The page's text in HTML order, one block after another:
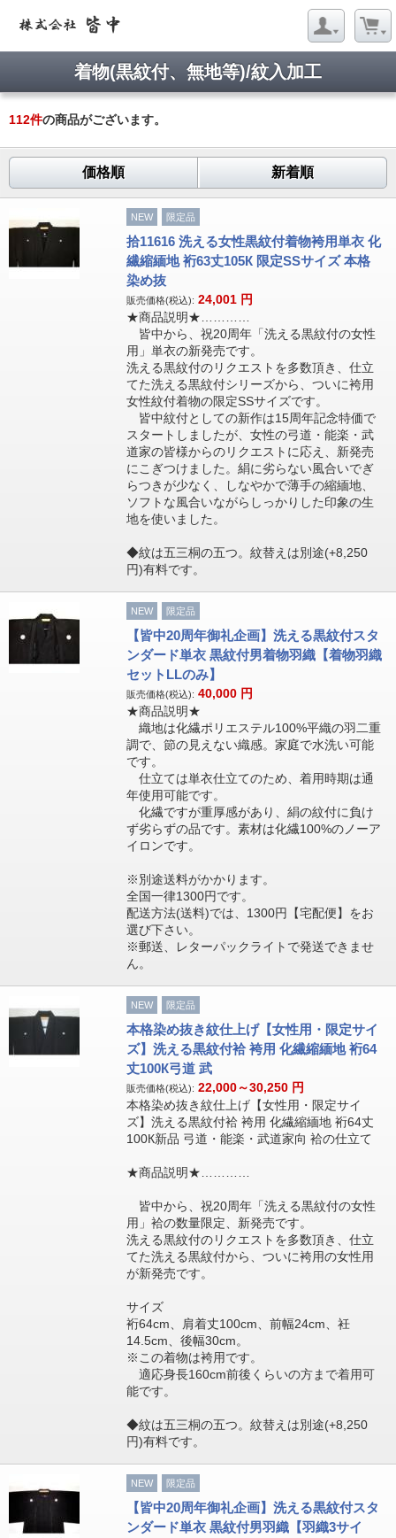
着物(黒紋付、無地等)/紋入加工
112件の商品がございます。
価格順 新着順
NEW 限定品
拾11616 洗える女性黒紋付着物袴用単衣 化
繊縮緬地 裄63丈105К 限定SSサイズ 本格
染め抜
販売価格(税込): 24,001 円
★商品説明★…………
皆中から、祝20周年「洗える黒紋付の女性
用」単衣の新発売です。
洗える黒紋付のリクエストを多数頂き、仕立
てた洗える黒紋付シリーズから、ついに袴用
女性紋付着物の限定SSサイズです。
皆中紋付としての新作は15周年記念特価で
スタートしましたが、女性の弓道・能楽・武
道家の皆様からのリクエストに応え、新発売
にこぎつけました。絹に劣らない風合いでぎ
らつきが少なく、しなやかで薄手の縮緬地、
ソフトな風合いながらしっかりした印象の生
地を使いました。
◆紋は五三桐の五つ。紋替えは別途(+8,250
円)有料です。
NEW 限定品
【皆中20周年御礼企画】洗える黒紋付スタ
ンダード単衣 黒紋付男着物羽織【着物羽織
セットLLのみ】
販売価格(税込): 40,000 円
★商品説明★
織地は化繊ポリエステル100%平織の羽二重
調で、節の見えない織感。家庭で水洗い可能
です。
仕立ては単衣仕立てのため、着用時期は通
年使用可能です。
化繊ですが重厚感があり、絹の紋付に負け
ず劣らずの品です。素材は化繊100%のノーア
イロンです。
※別途送料がかかります。
全国一律1300円です。
配送方法(送料)では、1300円【宅配便】をお
選び下さい。
※郵送、レターパックライトで発送できませ
ん。
NEW 限定品
本格染め抜き紋仕上げ【女性用・限定サイ
ズ】洗える黒紋付袷 袴用 化繊縮緬地 裄64
丈100К弓道 武
販売価格(税込): 22,000～30,250 円
本格染め抜き紋仕上げ【女性用・限定サイ
ズ】洗える黒紋付袷 袴用 化繊縮緬地 裄64丈
100К新品 弓道・能楽・武道家向 袷の仕立て
★商品説明★…………
皆中から、祝20周年「洗える黒紋付の女性
用」袷の数量限定、新発売です。
洗える黒紋付のリクエストを多数頂き、仕立
てた洗える黒紋付から、ついに袴用の女性用
が新発売です。
サイズ
裄64cm、肩着丈100cm、前幅24cm、衽
14.5cm、後幅30cm。
※この着物は袴用です。
適応身長160cm前後くらいの方まで着用可
能です。
◆紋は五三桐の五つ。紋替えは別途(+8,250
円)有料です。
NEW 限定品
【皆中20周年御礼企画】洗える黒紋付スタ
ンダード単衣 黒紋付男羽織【羽織3サイ